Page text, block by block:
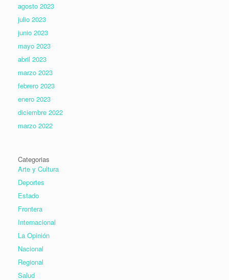
agosto 2023
julio 2023
junio 2023
mayo 2023
abril 2023
marzo 2023
febrero 2023
enero 2023
diciembre 2022
marzo 2022
Categorias
Arte y Cultura
Deportes
Estado
Frontera
Internacional
La Opinión
Nacional
Regional
Salud